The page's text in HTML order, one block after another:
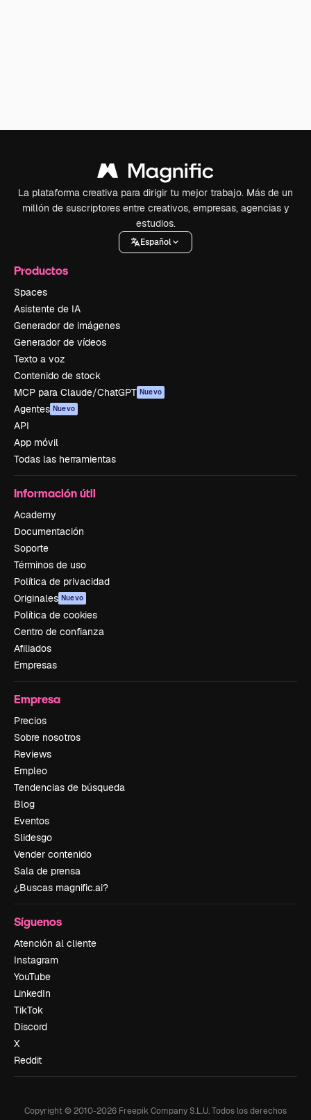
La plataforma creativa para dirigir tu mejor trabajo. Más de un
millón de suscriptores entre creativos, empresas, agencias y
estudios.
Español
Productos
Spaces
Asistente de IA
Generador de imágenes
Generador de vídeos
Texto a voz
Contenido de stock
MCP para Claude/ChatGPT Nuevo
Agentes Nuevo
API
App móvil
Todas las herramientas
Información útil
Academy
Documentación
Soporte
Términos de uso
Política de privacidad
Originales Nuevo
Política de cookies
Centro de confianza
Afiliados
Empresas
Empresa
Precios
Sobre nosotros
Reviews
Empleo
Tendencias de búsqueda
Blog
Eventos
Slidesgo
Vender contenido
Sala de prensa
¿Buscas magnific.ai?
Síguenos
Atención al cliente
Instagram
YouTube
LinkedIn
TikTok
Discord
X
Reddit
Copyright © 2010-2026 Freepik Company S.L.U.Todos los derechos